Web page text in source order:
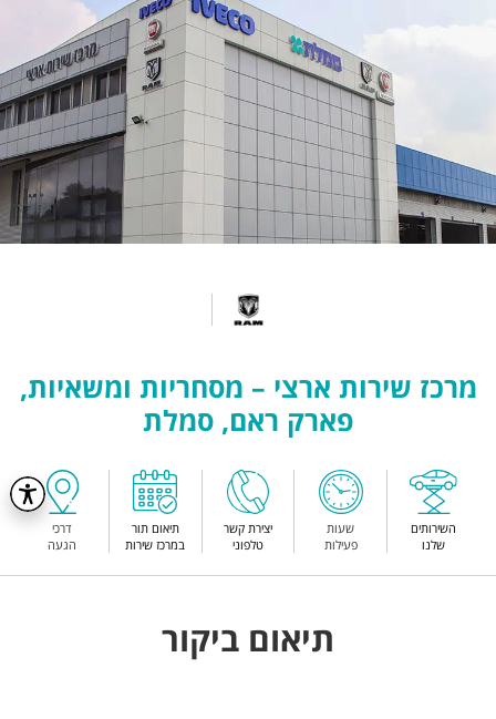
מרכז שירות ארצי – מסחריות ומשאיות,
פארק ראם, סמלת
השירותים
שלנו
שעות
פעילות
יצירת קשר
טלפוני
תיאום תור
במרכז שירות
דרכי
הגעה
תיאום ביקור